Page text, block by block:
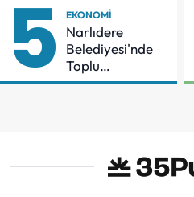
5 EKONOMI
Narlıdere
Belediyesi'nde
Toplu
Sözleşmeye